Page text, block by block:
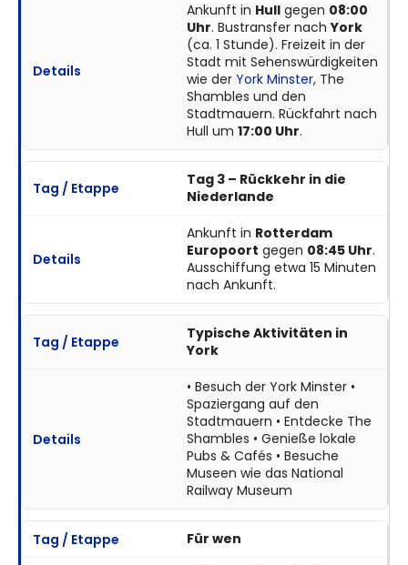
Ankunft in Hullgegen 08:00
Uhr. Bustransfer nachYork
(ca. 1 Stunde). Freizeit in der
Stadt mit Sehenswürdigkeiten
wie der York Minster, The
Shambles und den
Stadtmauern. Rückfahrt nach
Hull um 17:00 Uhr.
Tag 3 – Rückkehr in die
Niederlande
Ankunft in Rotterdam
Europoort gegen 08:45 Uhr.
Ausschiffung etwa 15 Minuten
nach Ankunft.
Typische Aktivitäten in
York
• Besuch der York Minster •
Spaziergang auf den
Stadtmauern • Entdecke The
Shambles • Genieße lokale
Pubs & Cafés • Besuche
Museen wie das National
Railway Museum
Für wen